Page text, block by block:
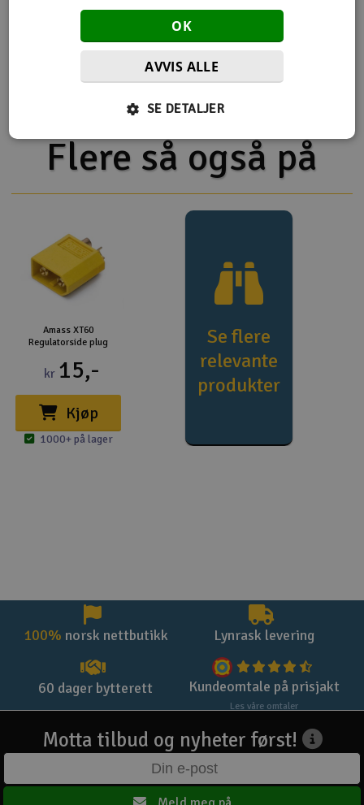
forbundet med
Reservedeler HPI
HPI Monster King Big Kahuna Ford
Bronco 4400
Flere så også på
Amass XT60
Regulatorside plug
kr 15,-
Kjøp
1000+ på lager
Se flere
relevante
produkter
100% norsk nettbutikk Lynrask levering
60 dager bytterett Kundeomtale på prisjakt
Les våre omtaler
Motta tilbud og nyheter først!
OK
AVVIS ALLE
SE DETALJER